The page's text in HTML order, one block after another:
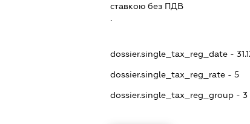
ставкою без ПДВ
.
dossier.single_tax_reg_date -
dossier.single_tax_reg_rate - 5
dossier.single_tax_reg_group - 3